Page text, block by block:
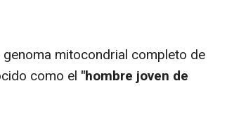
mitocondrial completo de
como el "hombre joven de